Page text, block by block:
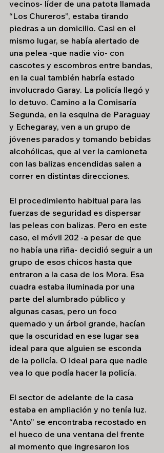
vecinos- líder de una patota llamada
“Los Chureros”, estaba tirando
piedras a un domicilio. Casi en el
mismo lugar, se había alertado de
una pelea -que nadie vio- con
cascotes y escombros entre bandas,
en la cual también habría estado
involucrado Garay. La policía llegó y
lo detuvo. Camino a la Comisaría
Segunda, en la esquina de Paraguay
y Echegaray, ven a un grupo de
jóvenes parados y tomando bebidas
alcohólicas, que al ver la camioneta
con las balizas encendidas salen a
correr en distintas direcciones.
El procedimiento habitual para las
fuerzas de seguridad es dispersar
las peleas con balizas. Pero en este
caso, el móvil 202 -a pesar de que
no había una riña- decidió seguir a un
grupo de esos chicos hasta que
entraron a la casa de los Mora. Esa
cuadra estaba iluminada por una
parte del alumbrado público y
algunas casas, pero un foco
quemado y un árbol grande, hacían
que la oscuridad en ese lugar sea
ideal para que alguien se esconda
de la policía. O ideal para que nadie
vea lo que podía hacer la policía.
El sector de adelante de la casa
estaba en ampliación y no tenía luz.
“Anto” se encontraba recostado en
el hueco de una ventana del frente
al momento que ingresaron los